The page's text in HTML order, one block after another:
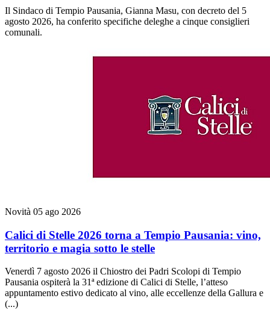
Il Sindaco di Tempio Pausania, Gianna Masu, con decreto del 5
agosto 2026, ha conferito specifiche deleghe a cinque consiglieri
comunali.
Novità 05 ago 2026
Calici di Stelle 2026 torna a Tempio Pausania: vino,
territorio e magia sotto le stelle
Venerdì 7 agosto 2026 il Chiostro dei Padri Scolopi di Tempio
Pausania ospiterà la 31ª edizione di Calici di Stelle, l’atteso
appuntamento estivo dedicato al vino, alle eccellenze della Gallura e
(...)